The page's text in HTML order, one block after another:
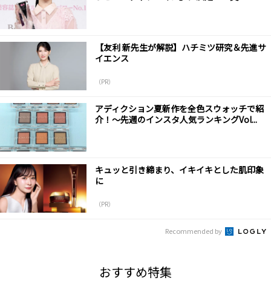
【友利 新先生が解説】ハチミツ研究＆先進サ
イエンス
（PR）
アディクション夏新作を全色スウォッチで紹
介！～先週のインスタ人気ランキングVol...
キュッと引き締まり、イキイキとした肌印象
に
（PR）
Recommended by
おすすめ特集